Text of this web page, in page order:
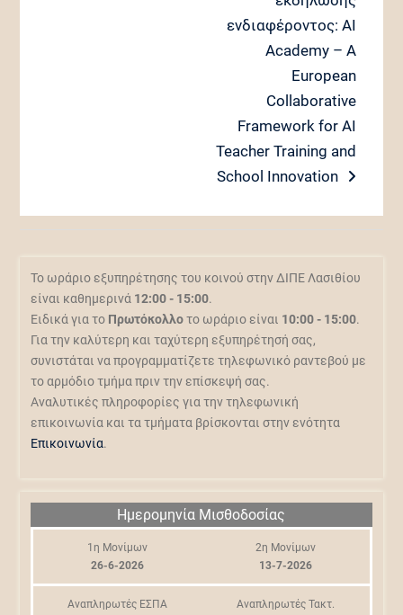
ενδιαφέροντος: AI
Academy – A
European
Collaborative
Framework for AI
Teacher Training and
School Innovation
Το ωράριο εξυπηρέτησης του κοινού στην ΔΙΠΕ Λασιθίου
είναι καθημερινά 12:00 - 15:00.
Ειδικά για το Πρωτόκολλοτο ωράριο είναι 10:00 - 15:00.
Για την καλύτερη και ταχύτερη εξυπηρέτησή σας,
συνιστάται να προγραμματίζετε τηλεφωνικό ραντεβού με
το αρμόδιο τμήμα πριν την επίσκεψή σας.
Αναλυτικές πληροφορίες για την τηλεφωνική
επικοινωνία και τα τμήματα βρίσκονται στην ενότητα
Επικοινωνία.
Ημερομηνία Μισθοδοσίας
1η Μονίμων
26-6-2026
2η Μονίμων
13-7-2026
Αναπληρωτές ΕΣΠΑ
Αναπληρωτές Τακτ.